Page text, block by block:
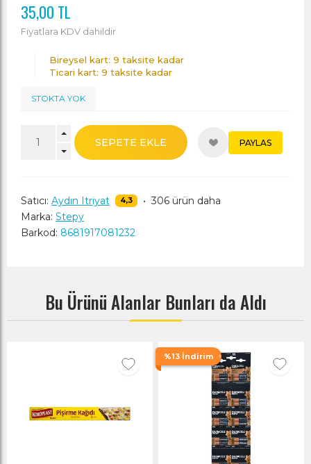
35,00 TL
Fiyatlara KDV dahildir
Bireysel kart: 9 taksite kadar
Ticari kart: 9 taksite kadar
STOKTA YOK
SEPETE EKLE PAYLAS
Satıcı: Aydın Itriyat 4,3 • 306 ürün daha
Marka: Stepy
Barkod: 8681917081232
Bu Ürünü Alanlar Bunları da Aldı
%13 İndirim